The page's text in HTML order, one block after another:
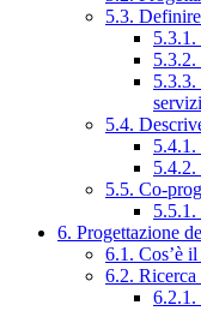
5.3.
5.3.2.
5.4.
5.4.1.
5.4.2.
5.5. Co-
5.5.1.
6. Progettazione
6.1. Cos’è
6.2.
6.2.1.